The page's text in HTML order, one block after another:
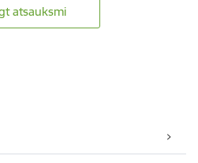
atsauksmi